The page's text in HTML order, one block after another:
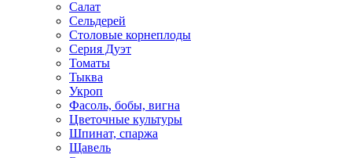
Салат
Сельдерей
Столовые корнеплоды
Серия Дуэт
Томаты
Тыква
Укроп
Фасоль, бобы, вигна
Цветочные культуры
Шпинат, спаржа
Щавель